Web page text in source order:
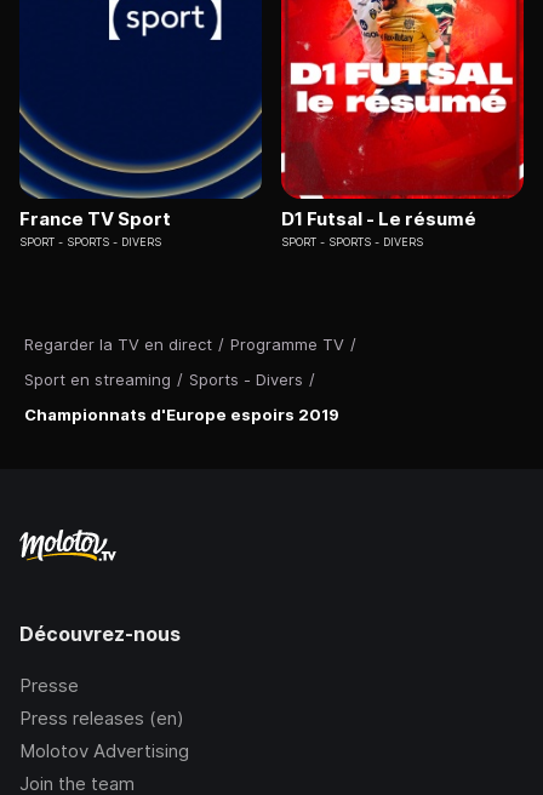
Regarder la TV en direct / Programme TV /
Sport en streaming / Sports - Divers /
Championnats d'Europe espoirs 2019
France TV Sport
SPORT SPORTS - DIVERS
D1 Futsal - Le résumé
SPORT SPORTS - DIVERS
Découvrez-nous
Presse
Press releases (en)
Molotov Advertising
Join the team